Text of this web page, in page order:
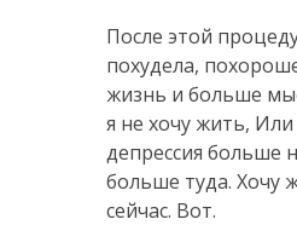
После этой
похудела,
жизнь и больше
я не хочу жить,
депрессия больше
больше туда. Хочу
сейчас. Вот.